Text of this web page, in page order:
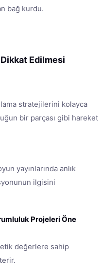
bağ kurdu.
Edilmesi
stratejilerini kolayca
bir parçası gibi hareket
yayınlarında anlık
ilgisini
Projeleri Öne
değerlere sahip